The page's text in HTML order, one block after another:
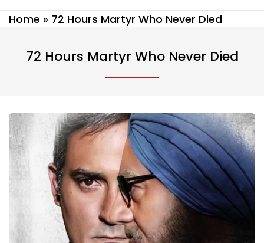
Home » 72 Hours Martyr Who Never Died
72 Hours Martyr Who Never Died